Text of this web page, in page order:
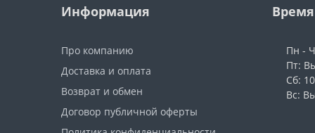
Информация
Про компанию
Доставка и оплата
Возврат и обмен
Договор публичной оферты
Пн -
Пт:
Сб:
Вс: